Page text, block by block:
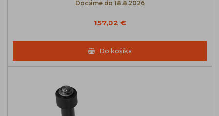
Dodáme do 18.8.2026
157,02 €
Do košíka